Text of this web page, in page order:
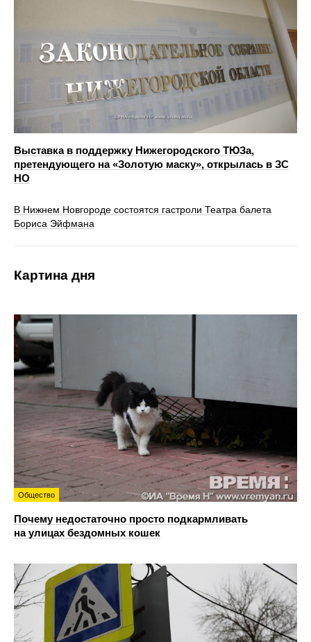
Выставка в поддержку Нижегородского ТЮЗа,
претендующего на «Золотую маску», открылась в ЗС
НО
В Нижнем Новгороде состоятся гастроли Театра балета
Бориса Эйфмана
Картина дня
Общество
Почему недостаточно просто подкармливать
на улицах бездомных кошек